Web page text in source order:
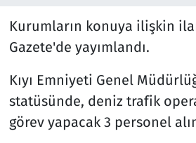
Kurumların konuya ilişkin
Gazete'de yayımlandı.
Kıyı Emniyeti Genel
statüsünde, deniz trafik
görev yapacak 3 personel
Seçim 2023
Teknoloji ve Bilim
Televizyon